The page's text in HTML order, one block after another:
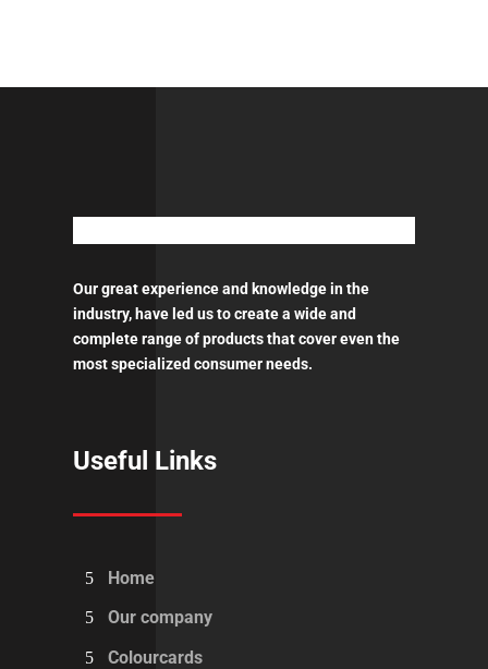
Our great experience and knowledge in the
industry, have led us to create a wide and
complete range of products that cover even the
most specialized consumer needs.
Useful Links
Home
Our company
Colourcards